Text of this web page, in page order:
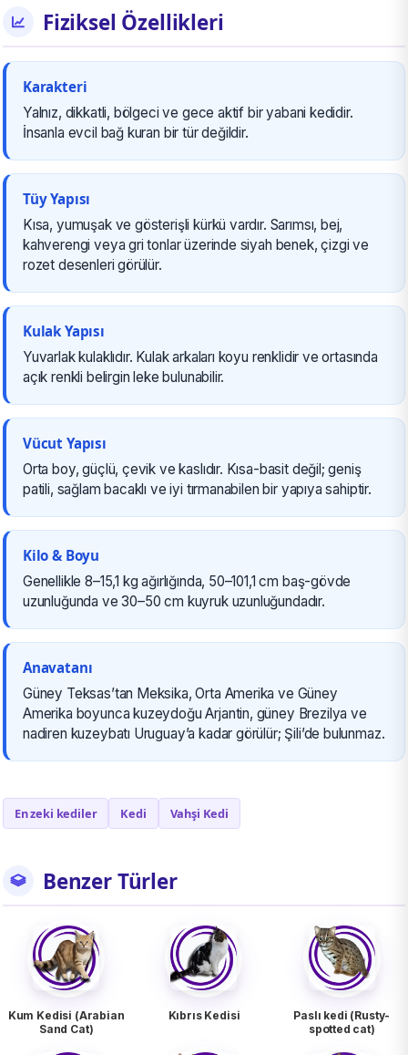
Fiziksel Özellikleri
Karakteri
Yalnız, dikkatli, bölgeci ve gece aktif bir yabani kedidir.
İnsanla evcil bağ kuran bir tür değildir.
Tüy Yapısı
Kısa, yumuşak ve gösterişli kürkü vardır. Sarımsı, bej,
kahverengi veya gri tonlar üzerinde siyah benek, çizgi ve
rozet desenleri görülür.
Kulak Yapısı
Yuvarlak kulaklıdır. Kulak arkaları koyu renklidir ve ortasında
açık renkli belirgin leke bulunabilir.
Vücut Yapısı
Orta boy, güçlü, çevik ve kaslıdır. Kısa-basit değil; geniş
patili, sağlam bacaklı ve iyi tırmanabilen bir yapıya sahiptir.
Kilo & Boyu
Genellikle 8–15,1 kg ağırlığında, 50–101,1 cm baş-gövde
uzunluğunda ve 30–50 cm kuyruk uzunluğundadır.
Anavatanı
Güney Teksas’tan Meksika, Orta Amerika ve Güney
Amerika boyunca kuzeydoğu Arjantin, güney Brezilya ve
nadiren kuzeybatı Uruguay’a kadar görülür; Şili’de bulunmaz.
En zeki kediler Kedi Vahşi Kedi
Benzer Türler
Kum Kedisi (Arabian
Sand Cat)
Kıbrıs Kedisi
Paslı kedi (Rusty-
spotted cat)